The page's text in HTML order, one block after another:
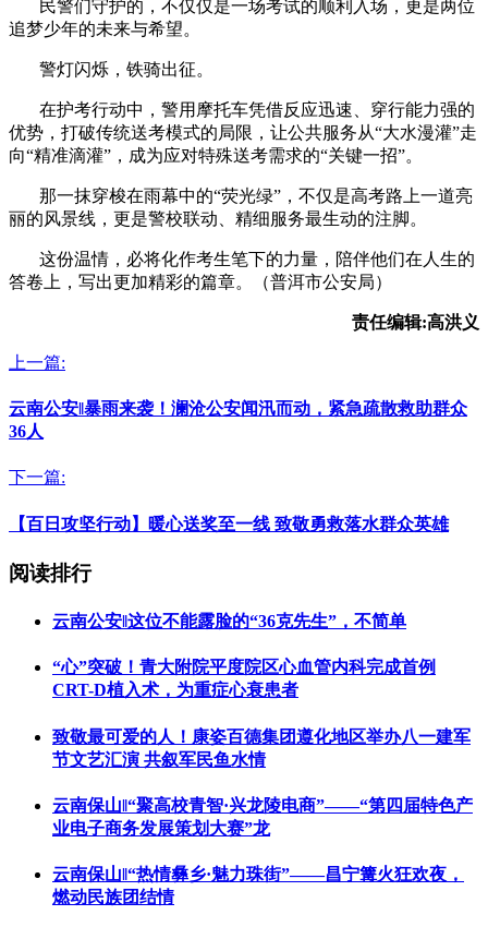
民警们守护的，不仅仅是一场考试的顺利入场，更是两位
追梦少年的未来与希望。
警灯闪烁，铁骑出征。
在护考行动中，警用摩托车凭借反应迅速、穿行能力强的
优势，打破传统送考模式的局限，让公共服务从“大水漫灌”走
向“精准滴灌”，成为应对特殊送考需求的“关键一招”。
那一抹穿梭在雨幕中的“荧光绿”，不仅是高考路上一道亮
丽的风景线，更是警校联动、精细服务最生动的注脚。
这份温情，必将化作考生笔下的力量，陪伴他们在人生的
答卷上，写出更加精彩的篇章。（普洱市公安局）
责任编辑:高洪义
上一篇:
云南公安‖暴雨来袭！澜沧公安闻汛而动，紧急疏散救助群众
36人
下一篇:
【百日攻坚行动】暖心送奖至一线 致敬勇救落水群众英雄
阅读排行
云南公安‖这位不能露脸的“36克先生”，不简单
“心”突破！青大附院平度院区心血管内科完成首例
CRT-D植入术，为重症心衰患者
致敬最可爱的人！康姿百德集团遵化地区举办八一建军
节文艺汇演 共叙军民鱼水情
云南保山‖“聚高校青智·兴龙陵电商”——“第四届特色产
业电子商务发展策划大赛”龙
云南保山‖“热情彝乡·魅力珠街”——昌宁篝火狂欢夜，
燃动民族团结情